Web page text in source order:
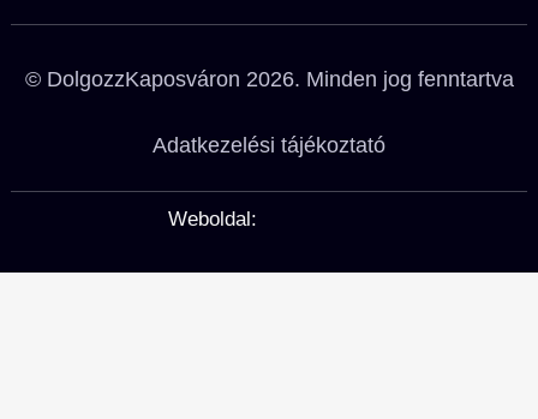
© DolgozzKaposváron 2026. Minden jog fenntartva
Adatkezelési tájékoztató
Weboldal: